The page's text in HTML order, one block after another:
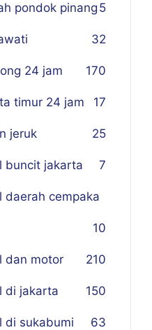
pondok pinang 5
32
24 jam 170
timur 24 jam 17
jeruk 25
buncit jakarta 7
daerah cempaka
10
dan motor 210
di jakarta 150
di sukabumi 63